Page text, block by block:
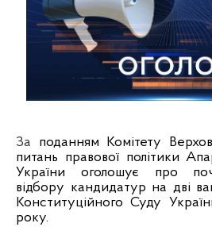
За поданням Комітету
питань правової політики
України оголошує про
відбору кандидатур на дві
Конституційного Суду
року.